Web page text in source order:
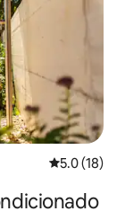
Calificación
5.0 (18)